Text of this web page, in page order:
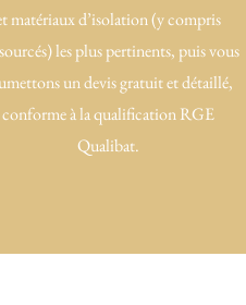
matériaux d’isolation (y compris
les plus pertinents, puis vous
un devis gratuit et détaillé,
conforme à la qualification RGE
Qualibat.